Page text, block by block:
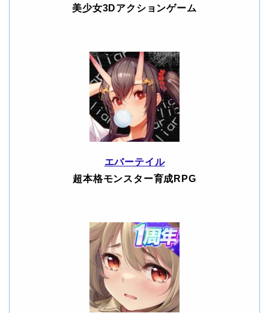
美少女3Dアクションゲーム
エバーテイル
超本格モンスター育成RPG